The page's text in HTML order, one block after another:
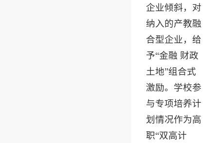
企业倾斜，对
纳入的产教融
合型企业，给
予“金融 财政
土地”组合式
激励。学校参
与专项培养计
划情况作为高
职“双高计